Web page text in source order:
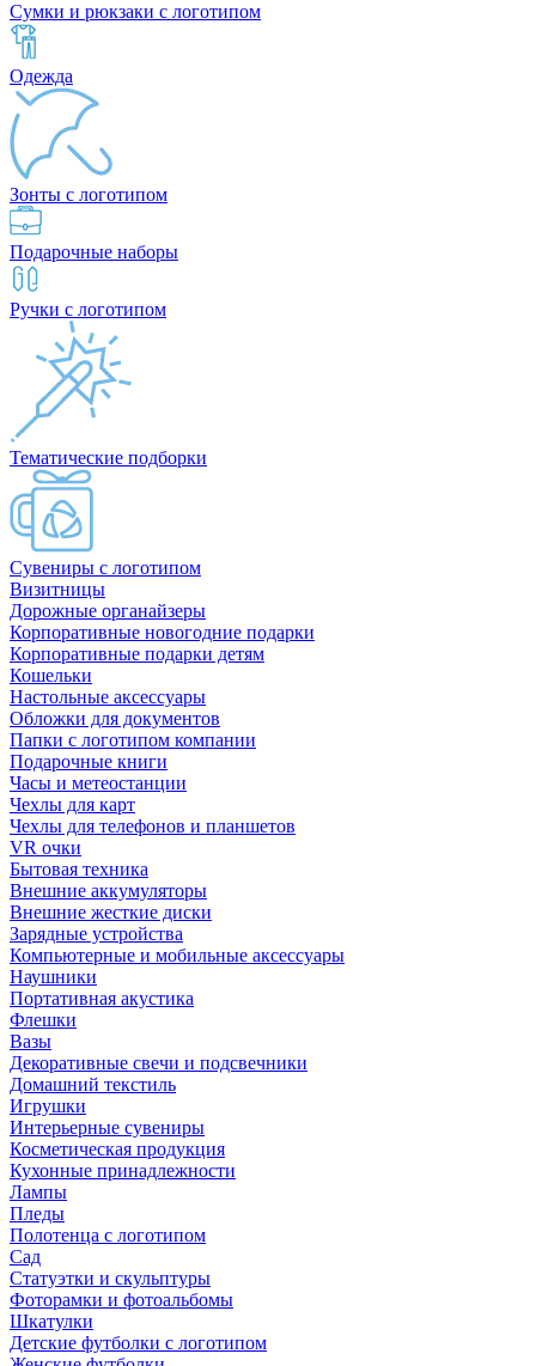
Сумки и рюкзаки с логотипом
Одежда
Зонты с логотипом
Подарочные наборы
Ручки с логотипом
Тематические подборки
Сувениры с логотипом
Визитницы
Дорожные органайзеры
Корпоративные новогодние подарки
Корпоративные подарки детям
Кошельки
Настольные аксессуары
Обложки для документов
Папки с логотипом компании
Подарочные книги
Часы и метеостанции
Чехлы для карт
Чехлы для телефонов и планшетов
VR очки
Бытовая техника
Внешние аккумуляторы
Внешние жесткие диски
Зарядные устройства
Компьютерные и мобильные аксессуары
Наушники
Портативная акустика
Флешки
Вазы
Декоративные свечи и подсвечники
Домашний текстиль
Игрушки
Интерьерные сувениры
Косметическая продукция
Кухонные принадлежности
Лампы
Пледы
Полотенца с логотипом
Сад
Статуэтки и скульптуры
Фоторамки и фотоальбомы
Шкатулки
Детские футболки с логотипом